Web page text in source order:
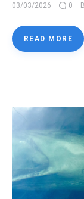
03/03/2026 0
READ MORE